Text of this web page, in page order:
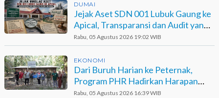
DUMAI
Jejak Aset SDN 001 Lubuk Gaung ke
Apical, Transparansi dan Audit yang
Belum Terjawab
Rabu, 05 Agustus 2026 19:02 WIB
EKONOMI
Dari Buruh Harian ke Peternak,
Program PHR Hadirkan Harapan
Baru bagi Suku Sakai
Rabu, 05 Agustus 2026 16:39 WIB